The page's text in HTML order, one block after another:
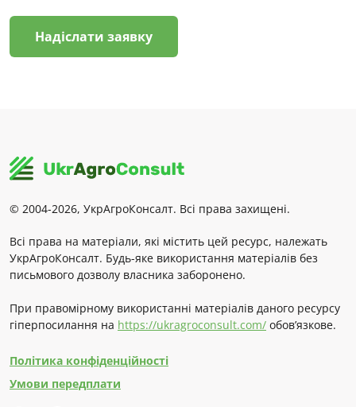
Надіслати заявку
© 2004-2026, УкрАгроКонсалт. Всі права захищені.
Всі права на матеріали, які містить цей ресурс, належать
УкрАгроКонсалт. Будь-яке використання матеріалів без
письмового дозволу власника заборонено.
При правомірному використанні матеріалів даного ресурсу
гіперпосилання на https://ukragroconsult.com/ обов’язкове.
Політика конфіденційності
Умови передплати